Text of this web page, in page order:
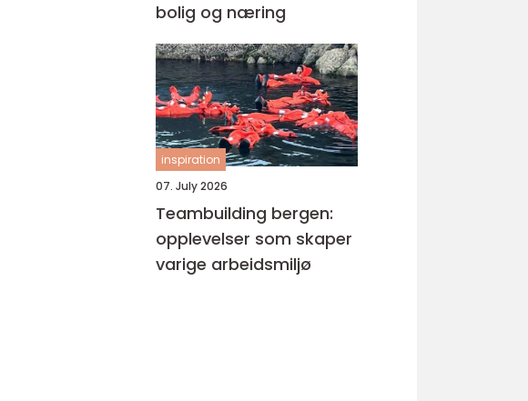
bolig og næring
inspiration
07. July 2026
Teambuilding bergen:
opplevelser som skaper
varige arbeidsmiljø